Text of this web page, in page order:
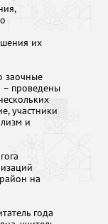
их
заочные
– проведены
участники
и
на
года